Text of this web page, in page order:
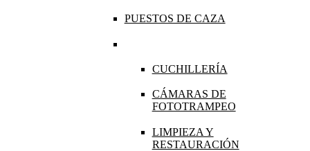
PUESTOS DE CAZA
CUCHILLERÍA
CÁMARAS DE
FOTOTRAMPEO
LIMPIEZA Y
RESTAURACIÓN